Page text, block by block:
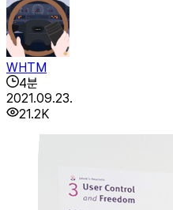
WHTM
4분
2021.09.23.
21.2K